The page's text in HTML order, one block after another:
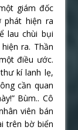
giám đốc
phát hiện ra
lau chùi bụi
ra. Thần
điều ước.
kí lanh lẹ,
cần quan
Bùm.. Cô
viên bán
trên bờ biển